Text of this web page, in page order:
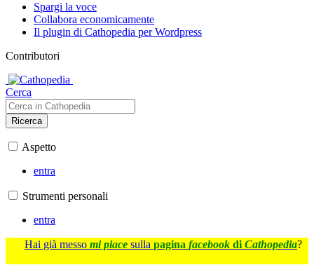
Spargi la voce
Collabora economicamente
Il plugin di Cathopedia per Wordpress
Contributori
Cerca
Ricerca
Aspetto
entra
Strumenti personali
entra
Hai già messo mi piace sulla pagina facebook di Cathopedia?